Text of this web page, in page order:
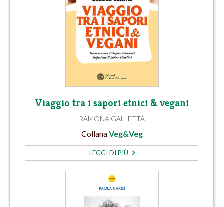
Viaggio tra i sapori etnici & vegani
RAMONA GALLETTA
CollanaVeg&Veg
LEGGI DI PIÙ